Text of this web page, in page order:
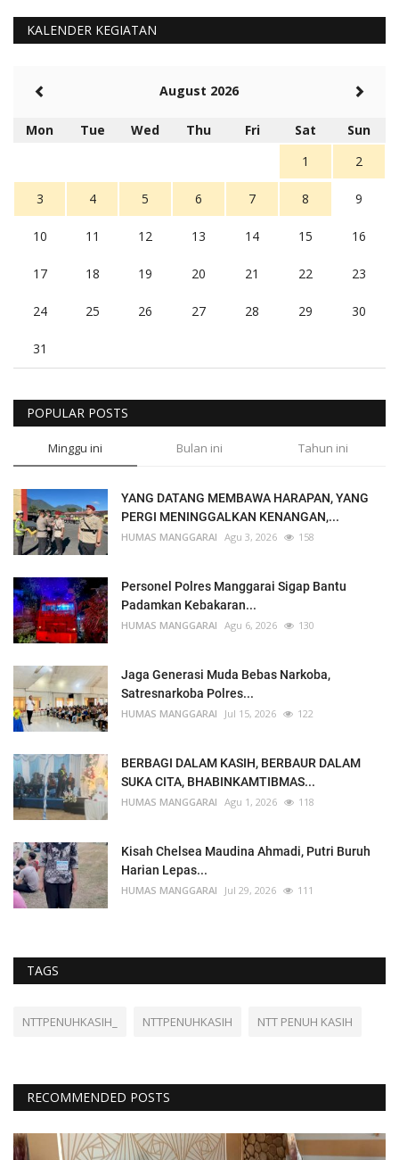
KALENDER KEGIATAN
August 2026
Mon Tue Wed Thu Fri Sat
Sun
1
2
3 4 5 6 7 8 9
10 11 12 13 14 15 16
17 18 19 20 21 22 23
24 25 26 27 28 29 30
31
POPULAR POSTS
Minggu ini Bulan ini Tahun ini
YANG DATANG MEMBAWA HARAPAN, YANG
PERGI MENINGGALKAN KENANGAN,...
HUMAS MANGGARAI Agu 3, 2026 158
Personel Polres Manggarai Sigap Bantu
Padamkan Kebakaran...
HUMAS MANGGARAI Agu 6, 2026 130
Jaga Generasi Muda Bebas Narkoba,
Satresnarkoba Polres...
HUMAS MANGGARAI Jul 15, 2026 122
BERBAGI DALAM KASIH, BERBAUR DALAM
SUKA CITA, BHABINKAMTIBMAS...
HUMAS MANGGARAI Agu 1, 2026 118
Kisah Chelsea Maudina Ahmadi, Putri Buruh
Harian Lepas...
HUMAS MANGGARAI Jul 29, 2026 111
TAGS
NTTPENUHKASIH_ NTTPENUHKASIH NTT PENUH KASIH
RECOMMENDED POSTS